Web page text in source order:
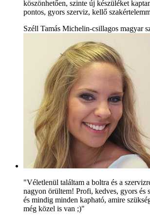
köszönhetően, szinte új készüléket
pontos, gyors szerviz, kellő
Széll Tamás Michelin-csillagos magyar
"Véletlenül találtam a boltra és a
nagyon örültem! Profi, kedves, gyors és
és mindig minden kapható, amire
még közel is van ;)"